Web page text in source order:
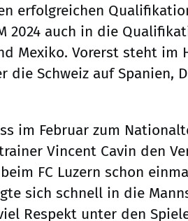
erfolgreichen
2024 auch in die
Mexiko. Vorerst steht im
die Schweiz auf Spanien,
im Februar zum
Vincent Cavin den
FC Luzern schon
sich schnell in die
Respekt unter den